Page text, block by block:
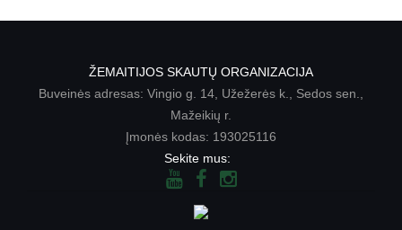
ŽEMAITIJOS SKAUTŲ ORGANIZACIJA
Buveinės adresas: Vingio g. 14, Užežerės k., Sedos sen.,
Mažeikių r.
Įmonės kodas: 193025116
Sekite mus: